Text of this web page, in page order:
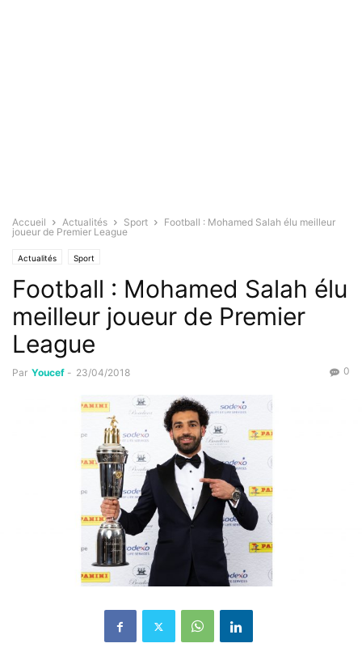
Accueil Actualités Sport
Football : Mohamed Salah élu meilleur
joueur de Premier League
Actualités Sport
Football : Mohamed Salah élu
meilleur joueur de Premier
League
Par Youcef - 23/04/2018 0